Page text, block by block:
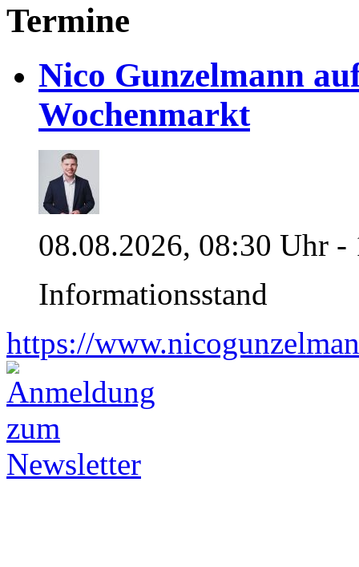
Termine
Nico Gunzelmann
Wochenmarkt
08.08.2026, 08:30 Uhr -
Informationsstand
https://